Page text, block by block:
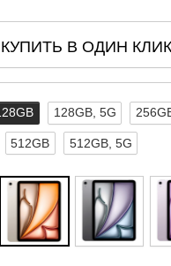
КУПИТЬ В ОДИН КЛИК
128GB, 5G
512GB 512GB, 5G